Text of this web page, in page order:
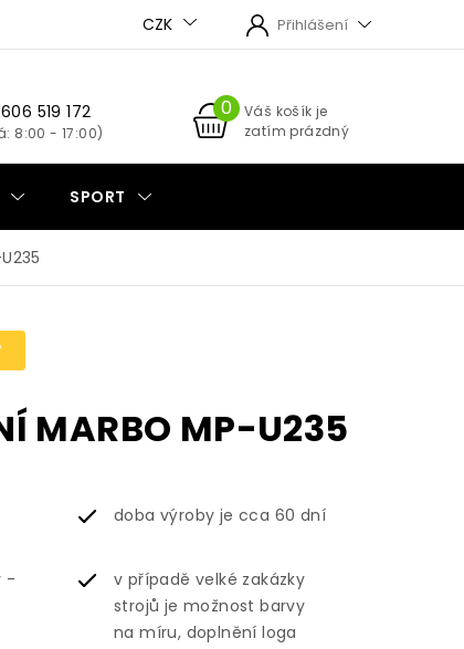
CZK Přihlášení
519 172
NÁKUPNÍ
KOŠÍK
Váš košík je
zatím prázdný
SPORT
MARBO MP-U235
doba výroby je cca 60 dní
-
v případě velké zakázky
strojů je možnost barvy
na míru, doplnění loga